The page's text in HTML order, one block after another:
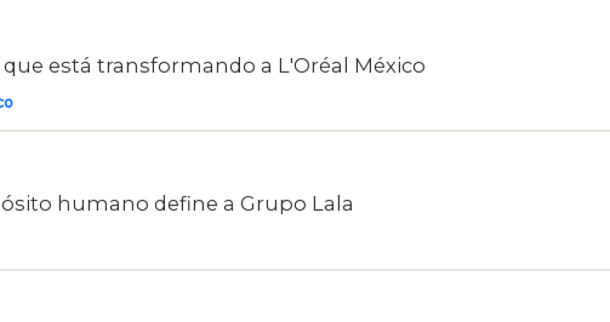
está transformando a L'Oréal México
humano define a Grupo Lala